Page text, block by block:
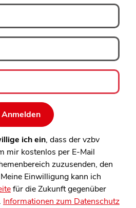
ich ein, dass der vzbv
mir kostenlos per E-Mail
zuzusenden, den
Einwilligung kann ich
für die Zukunft gegenüber
Informationen zum Datenschutz